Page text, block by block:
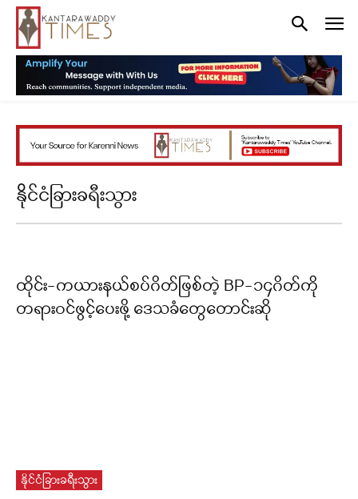
နိုင်ငံခြားခရီးသွား
ထိုင်း-ကယားနယ်စပ်ဂိတ်ဖြစ်တဲ့ BP-၁၄ဂိတ်ကို
တရားဝင်ဖွင့်ပေးဖို့ ဒေသခံတွေတောင်းဆို
နိုင်ငံခြားခရီးသွား